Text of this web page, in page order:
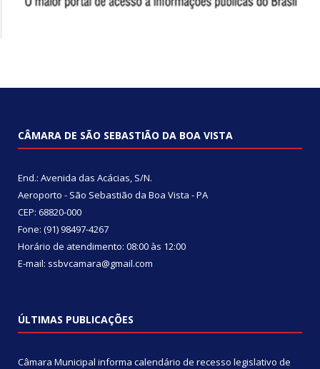
CÂMARA DE SÃO SEBASTIÃO DA BOA VISTA
End.: Avenida das Acácias, S/N.
Aeroporto - São Sebastião da Boa Vista - PA
CEP: 68820-000
Fone: (91) 98497-4267
Horário de atendimento: 08:00 às 12:00
E-mail: ssbvcamara@gmail.com
ÚLTIMAS PUBLICAÇÕES
Câmara Municipal informa calendário de recesso legislativo de